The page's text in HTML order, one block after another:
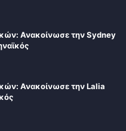
Ανακοίνωσε την Sydney
Ανακοίνωσε την Lalia